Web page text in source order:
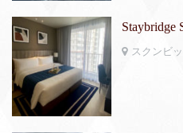
Staybridge
スクンビ